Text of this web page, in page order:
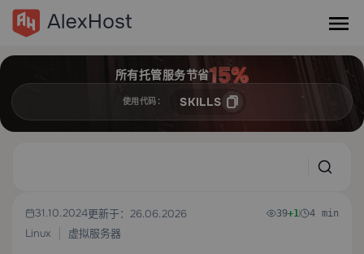
所有托管服务节省
使用代码： SKILLS
31.10.2024更新于：26.06.2026
Linux
虚拟服务器
39+1 4 min